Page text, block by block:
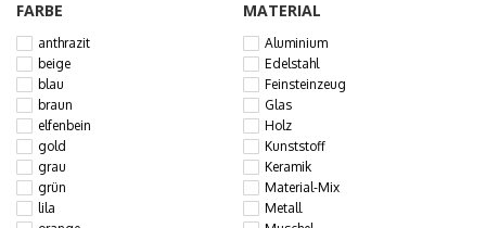
FARBE
anthrazit
beige
blau
braun
elfenbein
gold
grau
grün
lila
MATERIAL
Aluminium
Edelstahl
Feinsteinzeug
Glas
Holz
Kunststoff
Keramik
Material-Mix
Metall